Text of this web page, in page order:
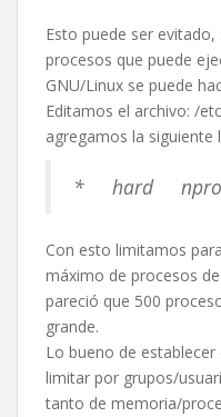
Esto puede ser
procesos que puede
GNU/Linux se puede
Editamos el archivo: /
agregamos la siguiente
* hard
Con esto limitamos
máximo de procesos
pareció que 500
grande.
Lo bueno de
limitar por grupos/
tanto de memoria/